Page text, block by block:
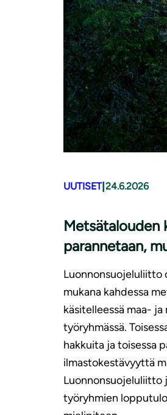
UUTISET| 24.6.2026
Metsätalouden
parannetaan,
Luonnonsuojeluliitto
mukana kahdessa
käsitelleessä maa-
työryhmässä.
hakkuita ja toisessa
ilmastokestävyyttä
Luonnonsuojeluliitto
työryhmien